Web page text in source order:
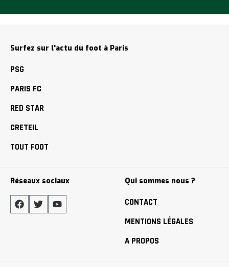
Surfez sur l'actu du foot à Paris
PSG
PARIS FC
RED STAR
CRETEIL
TOUT FOOT
Réseaux sociaux Qui sommes nous ?
CONTACT
MENTIONS LÉGALES
A PROPOS